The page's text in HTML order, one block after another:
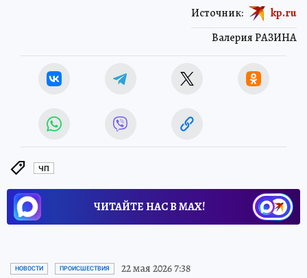
Валерия РАЗИНА
Источник: kp.ru
ЧП
ЧИТАЙТЕ НАС В МАХ!
НОВОСТИ ПРОИСШЕСТВИЯ 22 мая 2026 7:38